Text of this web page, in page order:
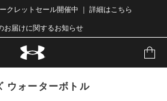
クレットセール開催中 ｜ 詳細はこちら
お届けに関するお知らせ
ウォーターボトル